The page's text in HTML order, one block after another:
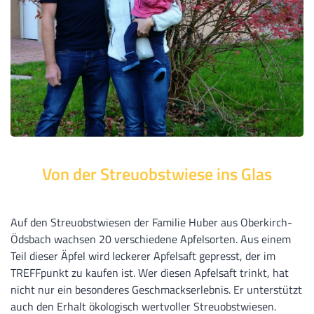
Von der Streuobstwiese ins Glas
Auf den Streuobstwiesen der Familie Huber aus Oberkirch-
Ödsbach wachsen 20 verschiedene Apfelsorten. Aus einem
Teil dieser Äpfel wird leckerer Apfelsaft gepresst, der im
TREFFpunkt zu kaufen ist. Wer diesen Apfelsaft trinkt, hat
nicht nur ein besonderes Geschmackserlebnis. Er unterstützt
auch den Erhalt ökologisch wertvoller Streuobstwiesen.